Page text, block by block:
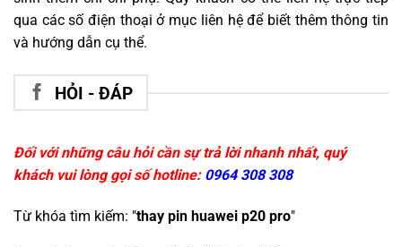
qua các số điện thoại ở mục liên hệ để biết thêm thông tin
và hướng dẫn cụ thể.
HỎI - ĐÁP
Đối với những câu hỏi cần sự trả lời nhanh nhất, quý
khách vui lòng gọi số hotline: 0964 308 308
Từ khóa tìm kiếm: "thay pin huawei p20 pro"